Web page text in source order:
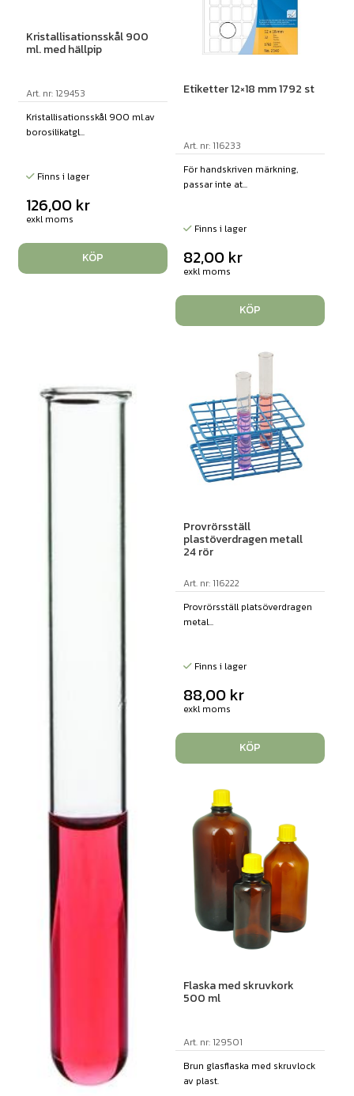
Kristallisationsskål 900
ml. med hällpip
Art. nr: 129453
Kristallisationsskål 900 ml.av
borosilikatgl...
Finns i lager
126,00 kr
exkl moms
KÖP
Etiketter 12×18 mm 1792 st
Art. nr: 116233
För handskriven märkning,
passar inte at...
Finns i lager
82,00 kr
exkl moms
KÖP
Provrörsställ
plastöverdragen metall
24 rör
Art. nr: 116222
Provrörsställ platsöverdragen
metal...
Finns i lager
88,00 kr
exkl moms
KÖP
Flaska med skruvkork
500 ml
Art. nr: 129501
Brun glasflaska med skruvlock
av plast.